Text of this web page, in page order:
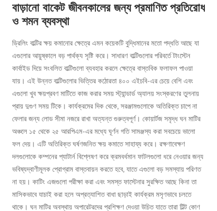
বাড়ানো বাকেট জীবনকালের জন্য প্রমাণিত প্রতিরোধ
ও শমন ব্যবস্থা
ড্রিলিং বাল্টির ক্ষয় কমানোর ক্ষেত্রে এমন কয়েকটি বুদ্ধিমানের মতো পদ্ধতি আছে যা
এগুলোর আয়ুষ্কালে বড় পার্থক্য সৃষ্টি করে। সাধারণ বাল্টিগুলোর পরিবর্তে টাংস্টেন
কার্বাইড দিয়ে সংবলিত বাল্টিগুলো ব্যবহার করলে ক্ষেত্রে বাস্তবিক ফলাফল পাওয়া
যায়। এই উন্নত বাল্টিগুলোর ভিত্তির কঠোরতা ৪০০ এইচবি-এর চেয়ে বেশি এবং
এগুলো খুব ক্ষয়প্রবণ মাটিতে কাজ করার সময় স্ট্যান্ডার্ড অ্যালয় সংস্করণের তুলনায়
প্রায় দুগুণ সময় টিকে। কার্যক্রমের দিক থেকে, সরঞ্জামগুলোকে অতিরিক্ত চাপে না
ফেলার জন্য লোড সীমা নজরে রাখা অত্যন্ত গুরুত্বপূর্ণ। কোয়ার্টজ সমৃদ্ধ ঘন মাটির
অঞ্চলে ১৫ থেকে ২৫ আরপিএম-এর মধ্যে ঘূর্ণন গতি সামঞ্জস্য করা সবচেয়ে ভালো
ফল দেয়। এটি অতিরিক্ত ঘর্ষণজনিত ক্ষয় কমাতে সাহায্য করে। রক্ষণাবেক্ষণ
দলগুলোকে কম্পনের প্যাটার্ন বিশ্লেষণ করে ক্রমবর্ধমান ফাটলগুলো ধরে নেওয়ার জন্য
ভবিষ্যদ্বাণীমূলক প্রোগ্রাম বাস্তবায়ন করতে হবে, যাতে এগুলো বড় সমস্যায় পরিণত
না হয়। কাটিং এজগুলো পরীক্ষা করা এবং সমস্ত ফাস্টেনার সুরক্ষিত আছে কিনা তা
মাসিকভাবে যাচাই করা হলে অপ্রত্যাশিত বাধা ছাড়াই কার্যক্রম মসৃণভাবে চলতে
থাকে। ঘন মাটির অবস্থায় অপারেটরদের প্রশিক্ষণ দেওয়া উচিত যাতে তারা টিল্ট কোণ